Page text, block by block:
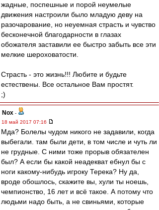
жадные, поспешные и порой неумелые
движения настроили было младую деву на
разочарование, но неуемная страсть и чувство
бесконечной благодарности в глазах
обожателя заставили ее быстро забыть все эти
мелкие шероховатости.
Страсть - это жизнь!!! Любите и будьте
естествены. Все остальное Вам простят.
;)
Nox -
18 май 2017 07:16
Мда? Болелы чудом никого не задавили, когда
выбегали. там были дети, в том числе и чуть ли
не грудные. С ними тоже прорыв обязателен
был? А если бы какой неадекват ебнул бы с
ноги какому-нибудь игроку Терека? Ну да,
вроде обошлось, скажите вы, хули ты ноешь,
чемпионство, 16 лет и всё такое. А потому что
людьми надо быть, а не свиньями, которые